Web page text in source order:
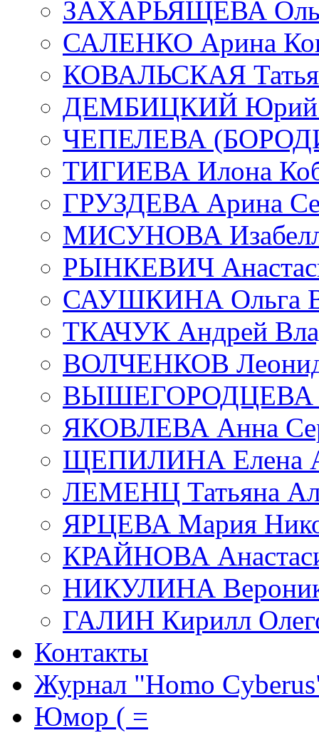
ЗАХАРЬЯЩЕВА
САЛЕНКО Арина
КОВАЛЬСКАЯ
ДЕМБИЦКИЙ Юрий
ЧЕПЕЛЕВА
ТИГИЕВА Илона
ГРУЗДЕВА Арина
МИСУНОВА
РЫНКЕВИЧ
САУШКИНА Ольга
ТКАЧУК Андрей
ВОЛЧЕНКОВ Леонид
ВЫШЕГОРОДЦЕВА
ЯКОВЛЕВА Анна
ЩЕПИЛИНА Елена
ЛЕМЕНЦ Татьяна
ЯРЦЕВА Мария
КРАЙНОВА
НИКУЛИНА
ГАЛИН Кирилл
Контакты
Журнал "Homo
Юмор ( =